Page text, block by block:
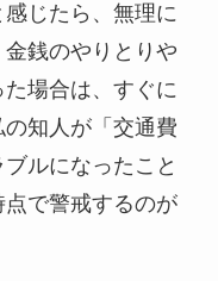
じたら、無理に
銭のやりとりや
場合は、すぐに
知人が「交通費
ルになったこと
で警戒するのが